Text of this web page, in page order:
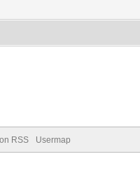
RSS Usermap